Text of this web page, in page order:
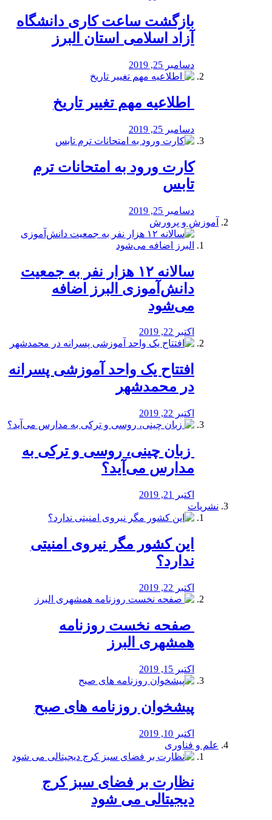
بازگشت ساعت کاری دانشگاه
آزاد اسلامی استان البرز
دسامبر 25, 2019
️ اطلاعیه مهم تغییر تاریخ
دسامبر 25, 2019
کارت ورود به امتحانات ترم
تابس
دسامبر 25, 2019
آموزش و پرورش
️سالانه ۱۲ هزار نفر به جمعیت
دانش‌آموزی البرز اضافه
می‌شود
اکتبر 22, 2019
افتتاح یک واحد آموزشی پسرانه
در محمدشهر
اکتبر 22, 2019
️ زبان چینی، روسی و ترکی به
مدارس می‌آید؟
اکتبر 21, 2019
نشریات
این کشور مگر نیروی امنیتی
ندارد؟
اکتبر 22, 2019
️ صفحه نخست روزنامه‌
همشهری البرز
اکتبر 15, 2019
پیشخوان روزنامه های صبح
اکتبر 10, 2019
علم و فناوری
نظارت بر فضای سبز کرج
دیجیتالی می شود